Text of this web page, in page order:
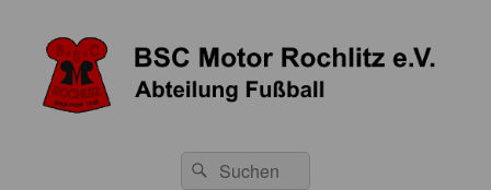
BSC Motor Rochlitz e.V.